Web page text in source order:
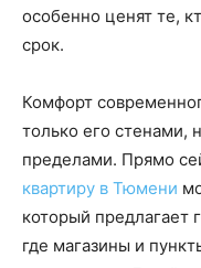
особенно ценят те,
срок.
Комфорт
только его стенами,
пределами. Прямо
квартиру в Тюмени
который предлагает
где магазины и